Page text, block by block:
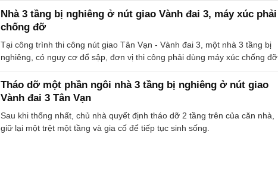
Nhà 3 tầng bị nghiêng ở nút giao Vành đai 3, máy xúc phải
chống đỡ
Tại công trình thi công nút giao Tân Vạn - Vành đai 3, một nhà 3 tầng bị
nghiêng, có nguy cơ đổ sập, đơn vị thi công phải dùng máy xúc chống đỡ.
Tháo dỡ một phần ngôi nhà 3 tầng bị nghiêng ở nút giao
Vành đai 3 Tân Vạn
Sau khi thống nhất, chủ nhà quyết định tháo dỡ 2 tầng trên của căn nhà,
giữ lại một trệt một tầng và gia cố để tiếp tục sinh sống.